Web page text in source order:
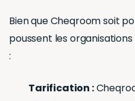
Bien que Cheqroom soit
poussent les
:
Tarification :